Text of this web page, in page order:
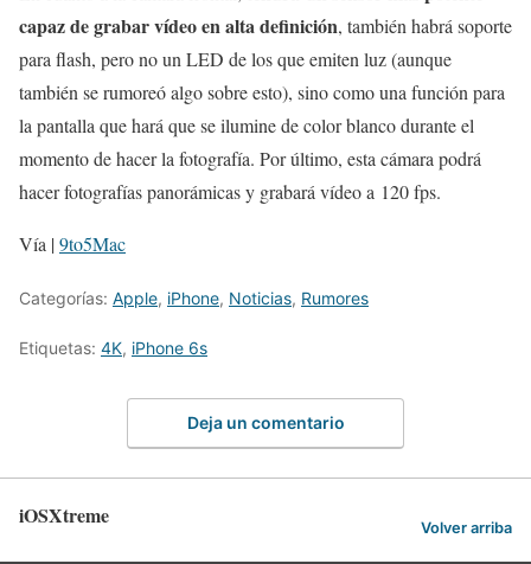
capaz de grabar vídeo en alta definición, también habrá soporte
para flash, pero no un LED de los que emiten luz (aunque
también se rumoreó algo sobre esto), sino como una función para
la pantalla que hará que se ilumine de color blanco durante el
momento de hacer la fotografía. Por último, esta cámara podrá
hacer fotografías panorámicas y grabará vídeo a 120 fps.
Vía |9to5Mac
Categorías: Apple, iPhone, Noticias, Rumores
Etiquetas: 4K, iPhone 6s
Deja un comentario
iOSXtreme Volver arriba